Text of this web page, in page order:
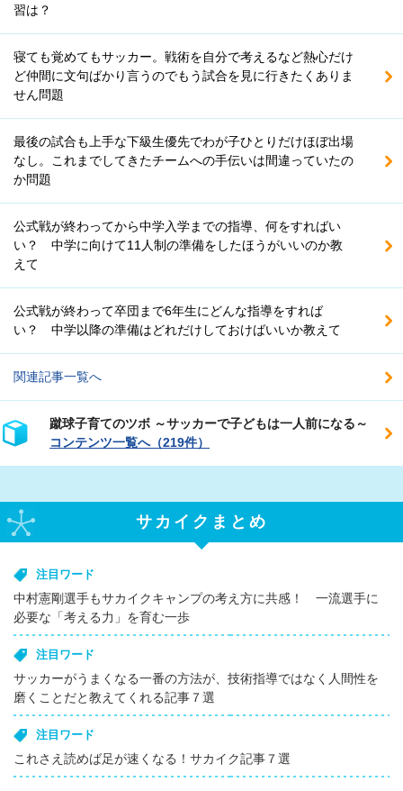
習は？
寝ても覚めてもサッカー。戦術を自分で考えるなど熱心だけ
ど仲間に文句ばかり言うのでもう試合を見に行きたくありま
せん問題
最後の試合も上手な下級生優先でわが子ひとりだけほぼ出場
なし。これまでしてきたチームへの手伝いは間違っていたの
か問題
公式戦が終わってから中学入学までの指導、何をすればい
い？ 中学に向けて11人制の準備をしたほうがいいのか教
えて
公式戦が終わって卒団まで6年生にどんな指導をすれば
い？ 中学以降の準備はどれだけしておけばいいか教えて
関連記事一覧へ
蹴球子育てのツボ ～サッカーで子どもは一人前になる～
コンテンツ一覧へ（219件）
サカイクまとめ
注目ワード
中村憲剛選手もサカイクキャンプの考え方に共感！ 一流選手に
必要な「考える力」を育む一歩
注目ワード
サッカーがうまくなる一番の方法が、技術指導ではなく人間性を
磨くことだと教えてくれる記事７選
注目ワード
これさえ読めば足が速くなる！サカイク記事７選